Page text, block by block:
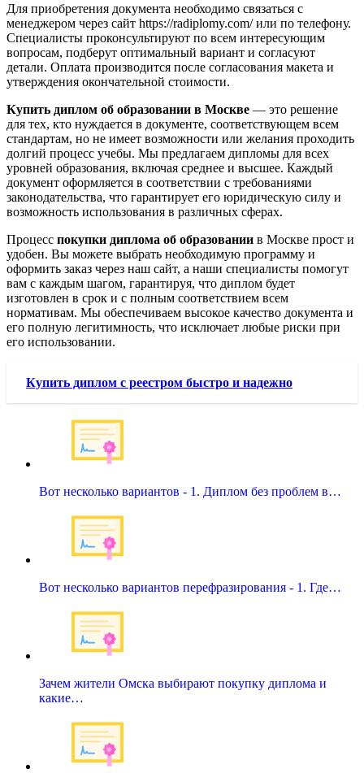
Для приобретения документа необходимо связаться с
менеджером через сайт https://radiplomy.com/ или по телефону.
Специалисты проконсультируют по всем интересующим
вопросам, подберут оптимальный вариант и согласуют
детали. Оплата производится после согласования макета и
утверждения окончательной стоимости.
Купить диплом об образовании в Москве — это решение
для тех, кто нуждается в документе, соответствующем всем
стандартам, но не имеет возможности или желания проходить
долгий процесс учебы. Мы предлагаем дипломы для всех
уровней образования, включая среднее и высшее. Каждый
документ оформляется в соответствии с требованиями
законодательства, что гарантирует его юридическую силу и
возможность использования в различных сферах.
Процесс покупки диплома об образовании в Москве прост и
удобен. Вы можете выбрать необходимую программу и
оформить заказ через наш сайт, а наши специалисты помогут
вам с каждым шагом, гарантируя, что диплом будет
изготовлен в срок и с полным соответствием всем
нормативам. Мы обеспечиваем высокое качество документа и
его полную легитимность, что исключает любые риски при
его использовании.
Купить диплом с реестром быстро и надежно
Вот несколько вариантов - 1. Диплом без проблем в…
Вот несколько вариантов перефразирования - 1. Где…
Зачем жители Омска выбирают покупку диплома и
какие…